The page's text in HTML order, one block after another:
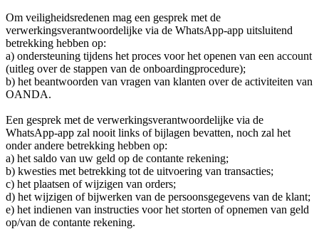
Om veiligheidsredenen mag een gesprek met de
verwerkingsverantwoordelijke via de WhatsApp-app uitsluitend
betrekking hebben op:
a) ondersteuning tijdens het proces voor het openen van een account
(uitleg over de stappen van de onboardingprocedure);
b) het beantwoorden van vragen van klanten over de activiteiten van
OANDA.
Een gesprek met de verwerkingsverantwoordelijke via de
WhatsApp-app zal nooit links of bijlagen bevatten, noch zal het
onder andere betrekking hebben op:
a) het saldo van uw geld op de contante rekening;
b) kwesties met betrekking tot de uitvoering van transacties;
c) het plaatsen of wijzigen van orders;
d) het wijzigen of bijwerken van de persoonsgegevens van de klant;
e) het indienen van instructies voor het storten of opnemen van geld
op/van de contante rekening.